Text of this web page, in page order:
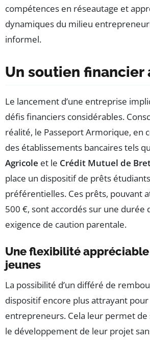
compétences en réseautage et
dynamiques du milieu
informel.
Un soutien financier
Le lancement d’une entreprise
défis financiers considérables.
réalité, le Passeport Armorique, en
des établissements bancaires tels
Agricole et le Crédit Mutuel de
place un dispositif de prêts
préférentielles. Ces prêts, pouvant
500 €, sont accordés sur une durée
exigence de caution parentale.
Une flexibilité
jeunes
La possibilité d’un différé de
dispositif encore plus attrayant
entrepreneurs. Cela leur permet
le développement de leur projet